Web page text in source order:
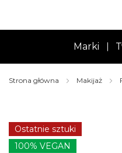
Marki
Strona główna Makijaż
the
end
of
Ostatnie sztuki
100% VEGAN